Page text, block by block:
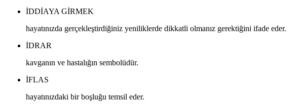
IDDIAYA GIRMEK
hayatınızda gerçekleştirdiğiniz yeniliklerde dikkatli olmanız gerektiğini ifade eder.
IDRAR
kavganın ve hastalığın sembolüdür.
IFLAS
hayatınızdaki bir boşluğu temsil eder.